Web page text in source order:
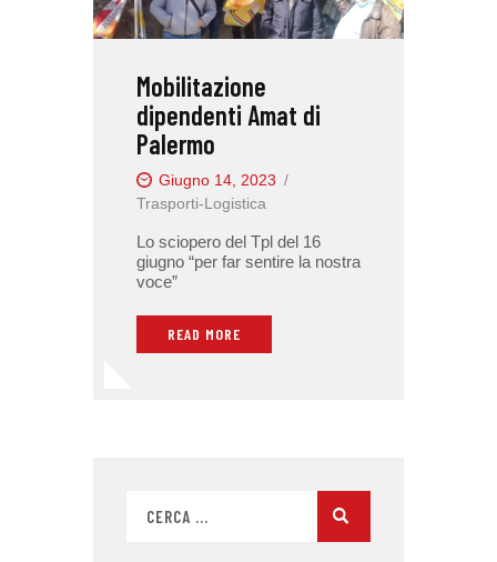
PODCAST CUB
INTERNAZIONALE
RASSEGNA STAMPA
Mobilitazione
dipendenti Amat di
Palermo
Giugno 14, 2023
Trasporti-Logistica
Lo sciopero del Tpl del 16
giugno “per far sentire la nostra
voce”
READ MORE